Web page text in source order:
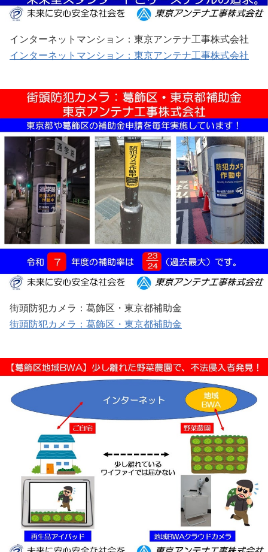
インターネットマンション：東京アンテナ工事株式会社
インターネットマンション：東京アンテナ工事株式会社
街頭防犯カメラ：葛飾区・東京都補助金
街頭防犯カメラ：葛飾区・東京都補助金